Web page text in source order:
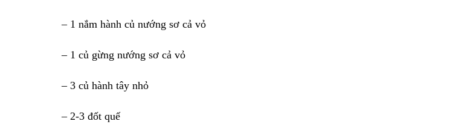
– 1 nắm hành củ nướng sơ cả vỏ
– 1 củ gừng nướng sơ cả vỏ
– 3 củ hành tây nhỏ
– 2-3 đốt quế